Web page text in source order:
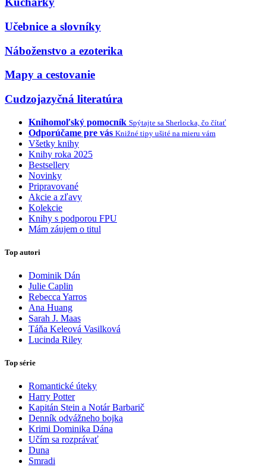
Učebnice a slovníky
Náboženstvo a ezoterika
Mapy a cestovanie
Cudzojazyčná literatúra
Knihomoľský pomocník Spýtajte sa Sherlocka, čo čítať
Odporúčame pre vás Knižné tipy ušité na mieru vám
Všetky knihy
Knihy roka 2025
Bestsellery
Novinky
Pripravované
Akcie a zľavy
Kolekcie
Knihy s podporou FPU
Mám záujem o titul
Top autori
Dominik Dán
Julie Caplin
Rebecca Yarros
Ana Huang
Sarah J. Maas
Táňa Keleová Vasilková
Lucinda Riley
Top série
Romantické úteky
Harry Potter
Kapitán Stein a Notár Barbarič
Denník odvážneho bojka
Krimi Dominika Dána
Učím sa rozprávať
Duna
Smradi